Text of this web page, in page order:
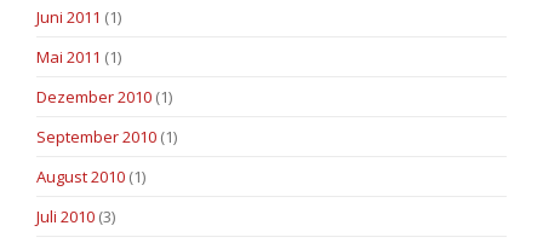
Juni 2011 (1)
Mai 2011 (1)
Dezember 2010 (1)
September 2010 (1)
August 2010 (1)
Juli 2010 (3)